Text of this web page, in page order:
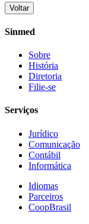
Voltar
Sinmed
Sobre
História
Diretoria
Filie-se
Serviços
Jurídico
Comunicação
Contábil
Informática
Idiomas
Parceiros
CoopBrasil